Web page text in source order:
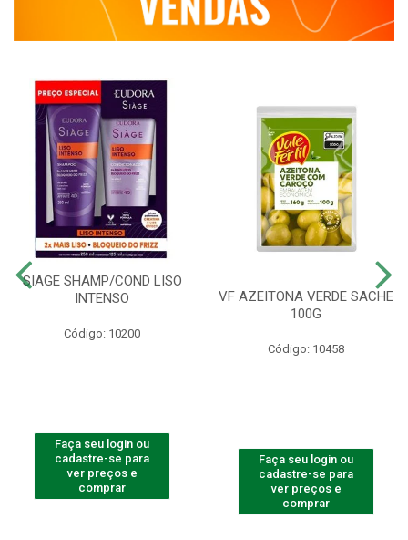
SIAGE SHAMP/COND LISO
INTENSO
Código: 10200
Faça seu login ou
cadastre-se para
ver preços e
comprar
VF AZEITONA VERDE SACHE
100G
Código: 10458
Faça seu login ou
cadastre-se para
ver preços e
comprar